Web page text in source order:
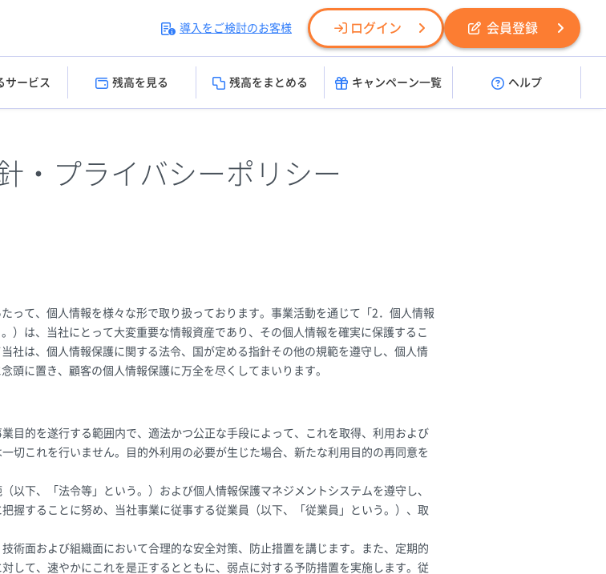
導入をご検討のお客様 ログイン 会員登録
サービス 残高を見る 残高をまとめる キャンペーン一覧 ヘルプ
・プライバシーポリシー
って、個人情報を様々な形で取り扱っております。事業活動を通じて「2．個人情報
）は、当社にとって大変重要な情報資産であり、その個人情報を確実に保護するこ
社は、個人情報保護に関する法令、国が定める指針その他の規範を遵守し、個人情
頭に置き、顧客の個人情報保護に万全を尽くしてまいります。
目的を遂行する範囲内で、適法かつ公正な手段によって、これを取得、利用および
切これを行いません。目的外利用の必要が生じた場合、新たな利用目的の再同意を
以下、「法令等」という。）および個人情報保護マネジメントシステムを遵守し、
握することに努め、当社事業に従事する従業員（以下、「従業員」という。）、取
術面および組織面において合理的な安全対策、防止措置を講じます。また、定期的
して、速やかにこれを是正するとともに、弱点に対する予防措置を実施します。従